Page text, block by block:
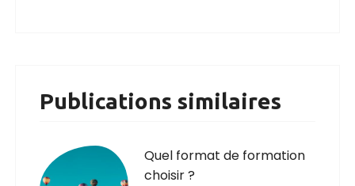
Publications similaires
Quel format de formation
choisir ?